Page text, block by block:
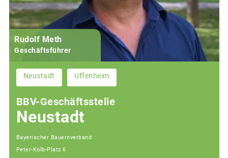
Rudolf Meth
Geschäftsführer
Neustadt Uffenheim
BBV-Geschäftsstelle
Neustadt
Bayerischer Bauernverband
Peter-Kolb-Platz 6